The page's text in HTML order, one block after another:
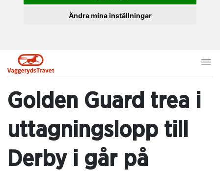
Ändra mina inställningar
Golden Guard trea i
uttagningslopp till
Derby i går på